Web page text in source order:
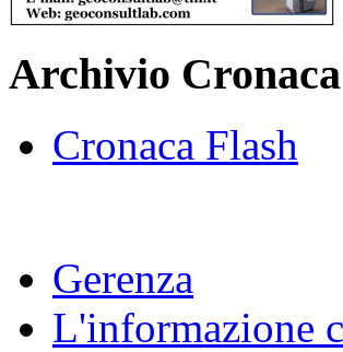
Archivio
Cronaca Flash
Gerenza
L'informazione